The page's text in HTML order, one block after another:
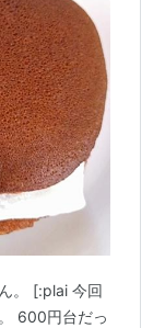
。 [:plai 今回
600円台だっ